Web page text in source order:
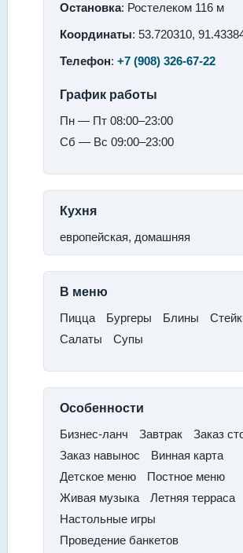
Остановка: Ростелеком 116 м
Координаты: 53.720310,
Телефон: +7 (908) 326-67-22
График работы
Пн — Пт 08:00–23:00
Сб — Вс 09:00–23:00
Кухня
европейская, домашняя
В меню
​Пицца
​Бургеры​ Блины​
​Салаты
​Супы
Особенности
Бизнес-ланч​
Завтрак​
Заказ
​Заказ навынос​
Винная карта​
Детское меню​
Постное меню​
Живая музыка​
Летняя терраса
​Настольные игры
​Проведение банкетов